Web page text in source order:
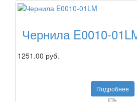
Чернила E0010-
1251.00 руб.
Подробнее